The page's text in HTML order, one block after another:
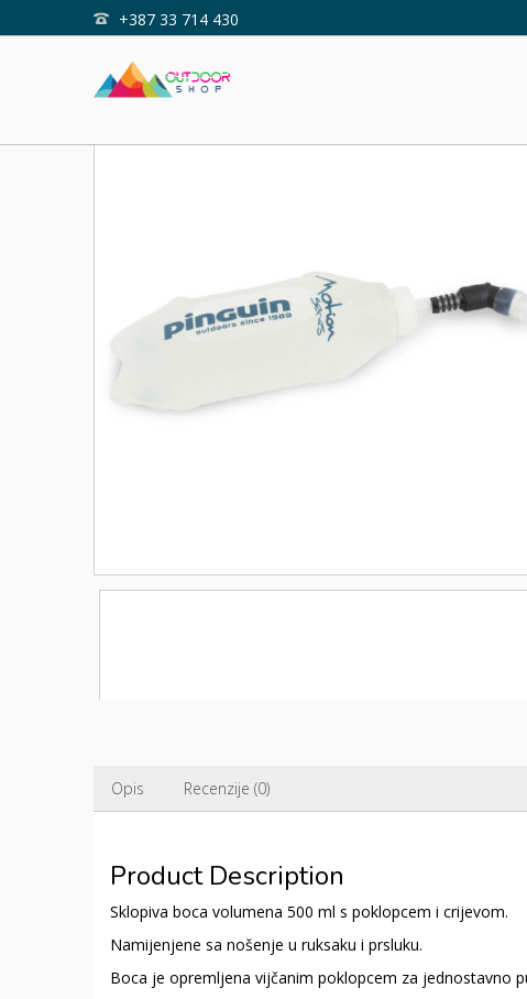
+387 33 714 430
Home
Opis Recenzije (0)
Product Description
Sklopiva boca volumena 500 ml s poklopcem i crijevom.
Namijenjene sa nošenje u ruksaku i prsluku.
Boca je opremljena vijčanim poklopcem za jednostavno